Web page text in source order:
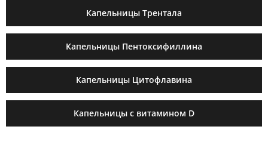
Капельницы Трентала
Капельницы Пентоксифиллина
Капельницы Цитофлавина
Капельницы с витамином D